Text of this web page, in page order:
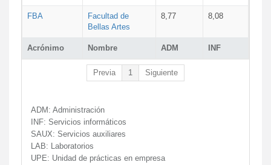
Acrónimo Nombre ADM INF
FBA
Facultad de
Bellas Artes
8,77 8,08
Previa 1 Siguiente
ADM: Administración
INF: Servicios informáticos
SAUX: Servicios auxiliares
LAB: Laboratorios
UPE: Unidad de prácticas en empresa